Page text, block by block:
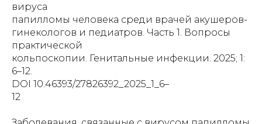
вируса
папилломы человека среди врачей акушеров-
гинекологов и педиатров. Часть 1. Вопросы
практической
кольпоскопии. Генитальные инфекции. 2025; 1:
6–12.
DOI 10.46393/27826392_2025_1_6–
12